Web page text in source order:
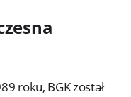
roku, BGK został